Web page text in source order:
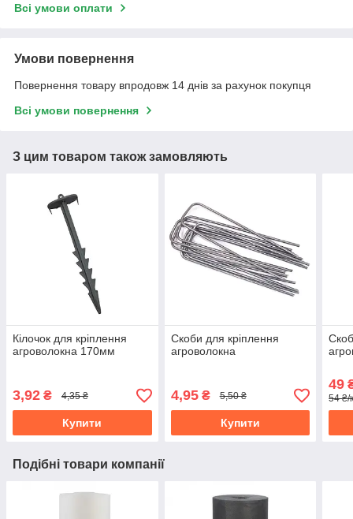
Всі умови оплати
Умови повернення
Повернення товару впродовж 14 днів за рахунок покупця
Всі умови повернення
З цим товаром також замовляють
Кілочок для кріплення
агроволокна 170мм
3,92 ₴ 4,35 ₴
Купити
Скоби для кріплення
агроволокна
4,95₴ 5,50 ₴
Купити
49
54 ₴/
Подібні товари компанії